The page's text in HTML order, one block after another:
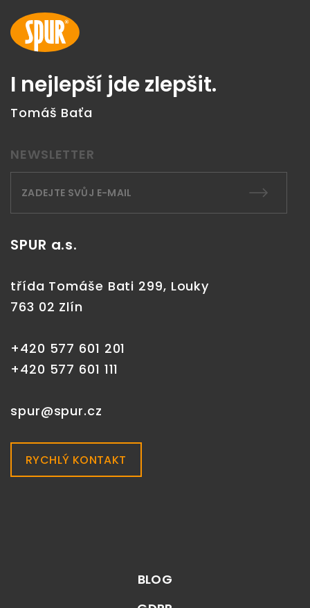
I nejlepší jde zlepšit.
Tomáš Baťa
NEWSLETTER
SPUR a.s.
třída Tomáše Bati 299, Louky
763 02 Zlín
+420 577 601 201
+420 577 601 111
spur@spur.cz
RYCHLÝ KONTAKT
BLOG